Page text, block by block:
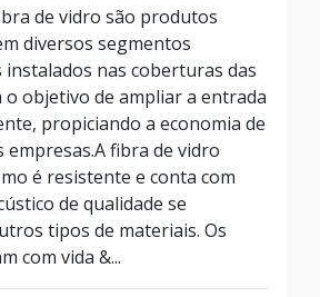
de vidro são produtos
diversos segmentos
instalados nas coberturas das
o objetivo de ampliar a entrada
propiciando a economia de
empresas.A fibra de vidro
é resistente e conta com
de qualidade se
tipos de materiais. Os
com vida &...